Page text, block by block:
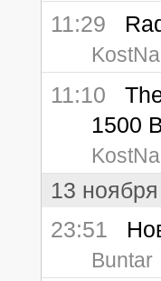
11:29
11:10
1500
13 ноября
23:51
Buntar